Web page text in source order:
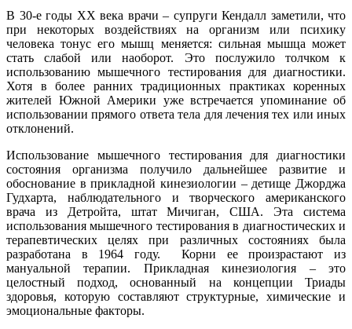
В 30-е годы ХХ века врачи – супруги Кендалл заметили, что
при некоторых воздействиях на организм или психику
человека тонус его мышц меняется: сильная мышца может
стать слабой или наоборот. Это послужило толчком к
использованию мышечного тестирования для диагностики.
Хотя в более ранних традиционных практиках коренных
жителей Южной Америки уже встречается упоминание об
использовании прямого ответа тела для лечения тех или иных
отклонений.
Использование мышечного тестирования для диагностики
состояния организма получило дальнейшее развитие и
обоснование в прикладной кинезиологии – детище Джорджа
Гудхарта, наблюдательного и творческого американского
врача из Детройта, штат Мичиган, США. Эта система
использования мышечного тестирования в диагностических и
терапевтических целях при различных состояниях была
разработана в 1964 году. Корни ее произрастают из
мануальной терапии. Прикладная кинезиология – это
целостный подход, основанный на концепции Триады
здоровья, которую составляют структурные, химические и
эмоциональные факторы.